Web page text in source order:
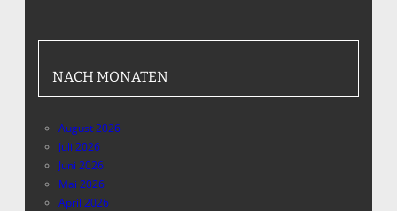
NACH MONATEN
August 2026
Juli 2026
Juni 2026
Mai 2026
April 2026